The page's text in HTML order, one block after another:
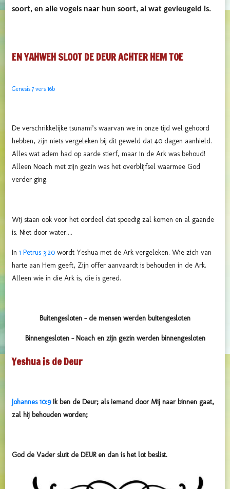
soort, en alle vogels naar hun soort, al wat gevleugeld is.
EN YAHWEH SLOOT DE DEUR ACHTER HEM TOE
Genesis 7 vers 16b
De verschrikkelijke tsunami’s waarvan we in onze tijd wel gehoord
hebben, zijn niets vergeleken bij dit geweld dat 40 dagen aanhield.
Alles wat adem had op aarde stierf, maar in de Ark was behoud!
Alleen Noach met zijn gezin was het overblijfsel waarmee God
verder ging.
Wij staan ook voor het oordeel dat spoedig zal komen en al gaande
is. Niet door water....
In 1 Petrus 3:20 wordt Yeshua met de Ark vergeleken. Wie zich van
harte aan Hem geeft, Zijn offer aanvaardt is behouden in de Ark.
Alleen wie in die Ark is, die is gered.
Buitengesloten – de mensen werden buitengesloten
Binnengesloten – Noach en zijn gezin werden binnengesloten
Yeshua is de Deur
Johannes 10:9Ik ben de Deur; als iemand door Mij naar binnen gaat,
zal hij behouden worden;
God de Vader sluit de DEUR en dan is het lot beslist.